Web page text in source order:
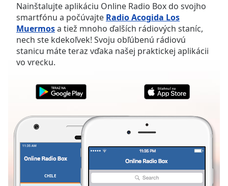
Mute
Current
Time0:00
Duration-:-
Loaded:
LIVE
live,
currently
behind
LIVE
Nainštalujte aplikáciu Online Radio Box do svojho
smartfónu a počúvajte Radio Acogida Los
Muermosa tiež mnoho ďalších rádiových staníc,
nech ste kdekoľvek! Svoju obľúbenú rádiovú
stanicu máte teraz vďaka našej praktickej aplikácii
vo vrecku.
CHILE